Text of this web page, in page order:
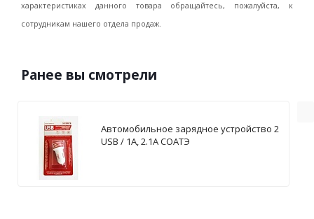
характеристиках данного товара обращайтесь, пожалуйста, к
сотрудникам нашего отдела продаж.
Ранее вы смотрели
Автомобильное зарядное устройство 2
USB / 1А, 2.1А СОАТЭ